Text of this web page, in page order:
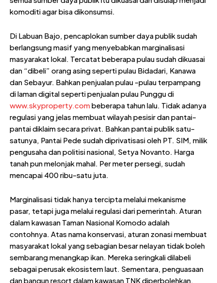
komoditi agar bisa dikonsumsi.
Di Labuan Bajo, pencaplokan sumber daya publik sudah
berlangsung masif yang menyebabkan marginalisasi
masyarakat lokal. Tercatat beberapa pulau sudah dikuasai
dan “dibeli” orang asing seperti pulau Bidadari, Kanawa
dan Sebayur. Bahkan penjualan pulau -pulau terpampang
di laman digital seperti penjualan pulau Punggu di
www.skyproperty.combeberapa tahun lalu. Tidak adanya
regulasi yang jelas membuat wilayah pesisir dan pantai-
pantai diklaim secara privat. Bahkan pantai publik satu-
satunya, Pantai Pede sudah diprivatisasi oleh PT. SIM, milik
pengusaha dan politisi nasional, Setya Novanto. Harga
tanah pun melonjak mahal. Per meter persegi, sudah
mencapai 400 ribu-satu juta.
Marginalisasi tidak hanya tercipta melalui mekanisme
pasar, tetapi juga melalui regulasi dari pemerintah. Aturan
dalam kawasan Taman Nasional Komodo adalah
contohnya. Atas nama konservasi, aturan zonasi membuat
masyarakat lokal yang sebagian besar nelayan tidak boleh
sembarang menangkap ikan. Mereka seringkali dilabeli
sebagai perusak ekosistem laut. Sementara, penguasaan
dan bangun resort dalam kawasan TNK diperbolehkan.